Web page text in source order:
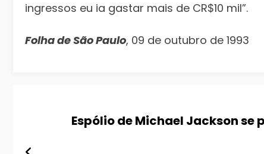
ingressos eu ia gastar mais de CR$10 mil”.
Folha de São Paulo, 09 de outubro de 1993
Espólio de Michael Jackson se